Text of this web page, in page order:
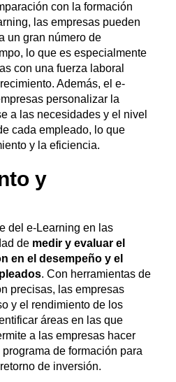
con la formación
las empresas pueden
un gran número de
lo que es especialmente
con una fuerza laboral
Además, el e-
personalizar la
a las necesidades y el nivel
cada empleado, lo que
y la eficiencia.
y
del e-Learning en las
de medir y evaluar el
en el desempeño y el
. Con herramientas de
precisas, las empresas
y el rendimiento de los
áreas en las que
a las empresas hacer
de formación para
de inversión.